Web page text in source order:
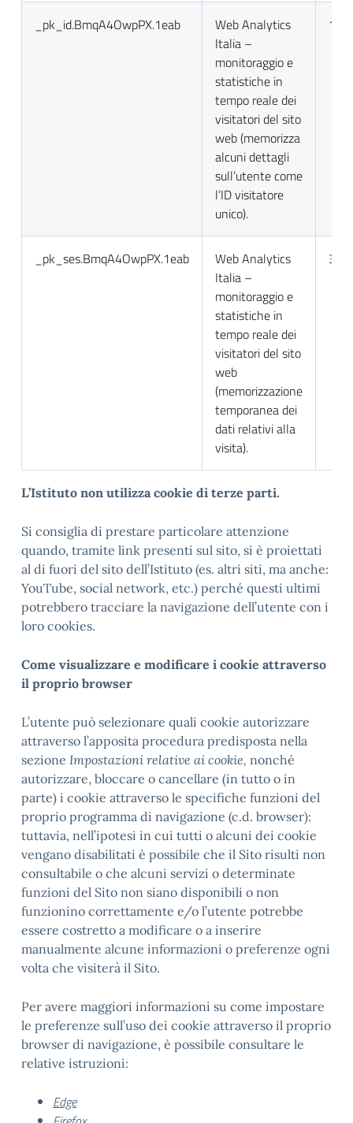
_pk_id.BmqA4OwpPX.1eab
Web Analytics
Italia –
monitoraggio e
statistiche in
tempo reale dei
visitatori del sito
web (memorizza
alcuni dettagli
sull’utente come
l’ID visitatore
unico).
13
_pk_ses.BmqA4OwpPX.1eab
Web Analytics
Italia –
monitoraggio e
statistiche in
tempo reale dei
visitatori del sito
web
(memorizzazione
temporanea dei
dati relativi alla
visita).
30
L’Istituto non utilizza cookie di terze parti.
Si consiglia di prestare particolare attenzione
quando, tramite link presenti sul sito, si è proiettati
al di fuori del sito dell’Istituto (es. altri siti, ma anche:
YouTube, social network, etc.) perché questi ultimi
potrebbero tracciare la navigazione dell’utente con i
loro cookies.
Come visualizzare e modificare i cookie attraverso
il proprio browser
L’utente può selezionare quali cookie autorizzare
attraverso l’apposita procedura predisposta nella
sezione Impostazioni relative ai cookie, nonché
autorizzare, bloccare o cancellare (in tutto o in
parte) i cookie attraverso le specifiche funzioni del
proprio programma di navigazione (c.d. browser):
tuttavia, nell’ipotesi in cui tutti o alcuni dei cookie
vengano disabilitati è possibile che il Sito risulti non
consultabile o che alcuni servizi o determinate
funzioni del Sito non siano disponibili o non
funzionino correttamente e/o l’utente potrebbe
essere costretto a modificare o a inserire
manualmente alcune informazioni o preferenze ogni
volta che visiterà il Sito.
Per avere maggiori informazioni su come impostare
le preferenze sull’uso dei cookie attraverso il proprio
browser di navigazione, è possibile consultare le
relative istruzioni:
Edge